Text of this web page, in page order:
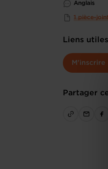
Anglais
1 pièce-
Liens utiles
M'inscrire
Partager